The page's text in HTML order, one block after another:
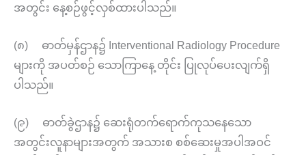
အတွင်း နေ့စဉ်ဖွင့်လှစ်ထားပါသည်။
(၈) ဓာတ်မှန်ဌာန၌ Interventional Radiology Procedure
များကို အပတ်စဉ် သောကြာနေ့ တိုင်း ပြုလုပ်ပေးလျက်ရှိ
ပါသည်။
(၉) ဓာတ်ခွဲဌာန၌ ဆေးရုံတက်ရောက်ကုသနေသော
အတွင်းလူနာများအတွက် အသားစ စစ်ဆေးမှုအပါအဝင်